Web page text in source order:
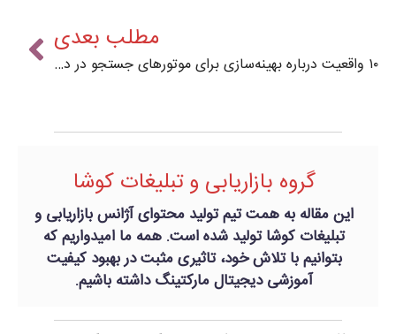
مطلب بعدی
۱۰ واقعیت درباره بهینه‌سازی برای موتورهای جستجو در دهه اخیر
گروه بازاریابی و تبلیغات کوشا
این مقاله به همت تیم تولید محتوای آژانس بازاریابی و
تبلیغات کوشا تولید شده است. همه ما امیدواریم که
بتوانیم با تلاش خود، تاثیری مثبت در بهبود کیفیت
آموزشی دیجیتال مارکتینگ داشته باشیم.